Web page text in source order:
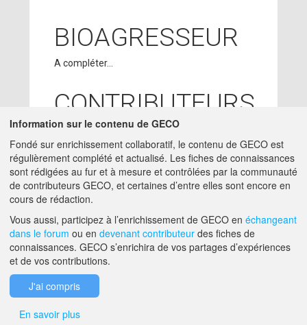
BIOAGRESSEUR
A compléter...
CONTRIBUTEURS
SUZANNE
BLOCAILLE- ACTA
charge-etude -
SUZANNE.BLOCAILLE@ACTA.ASSO.FR
A PROPOS DE GECO AIDE
F.A.Q.
Information sur le contenu de GECO
Fondé sur enrichissement collaboratif, le contenu de GECO est
régulièrement complété et actualisé. Les fiches de connaissances
sont rédigées au fur et à mesure et contrôlées par la communauté
de contributeurs GECO, et certaines d’entre elles sont encore en
cours de rédaction.
Vous aussi, participez à l’enrichissement de GECO en échangeant
dans le forum ou en devenant contributeur des fiches de
connaissances. GECO s’enrichira de vos partages d’expériences
et de vos contributions.
J'ai compris
En savoir plus